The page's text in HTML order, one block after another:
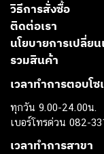
วิธีการสั่งซื้อ
ติดต่อเรา
นโยบายการเปลี่ย
รวมสินค้า
เวลาทำการตอบโซ
ทุกวัน 9.00-24.00น.
เบอร์โทรด่วน 082-
เวลาทำการสาขา